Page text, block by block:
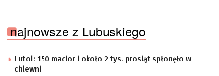
najnowsze z Lubuskiego
Lutol: 150 macior i około 2 tys. prosiąt spłonęło w
chlewni